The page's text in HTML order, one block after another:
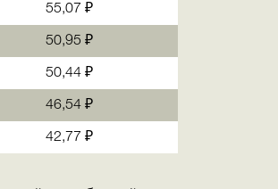
55,07 ₽
50,95 ₽
50,44 ₽
46,54 ₽
42,77 ₽